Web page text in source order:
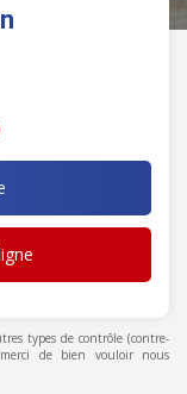
types de contrôle (contre-
merci de bien vouloir nous